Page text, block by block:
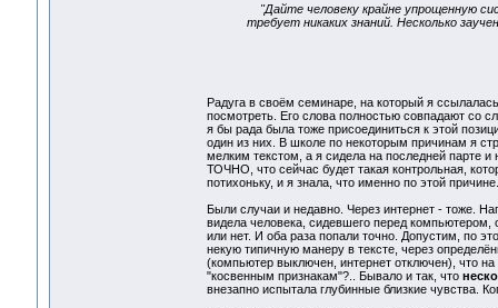
"Дайте человеку крайне упрощенную
требует никаких знаний. Несколько
Радуга в своём семинаре, на который я
посмотреть. Его слова полностью совпадают со
я бы рада была тоже присоединиться к этой
один из них. В школе по некоторым причинам я
мелким текстом, а я сидела на последней парте
ТОЧНО, что сейчас будет такая контрольная,
потихоньку, и я знала, что именно по этой
Были случаи и недавно. Через интернет - тоже.
видела человека, сидевшего перед компьютером,
или нет. И оба раза попали точно. Допустим, по
некую типичную манеру в тексте, через
(компьютер выключен, интернет отключен),
"косвенным признакам"?.. Бывало и так, что
внезапно испытала глубинные близкие чувства.